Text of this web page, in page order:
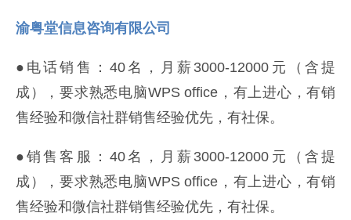
渝粤堂信息咨询有限公司
●电话销售：40名，月薪3000-12000元（含提
成），要求熟悉电脑WPS office，有上进心，有销
售经验和微信社群销售经验优先，有社保。
●销售客服：40名，月薪3000-12000元（含提
成），要求熟悉电脑WPS office，有上进心，有销
售经验和微信社群销售经验优先，有社保。